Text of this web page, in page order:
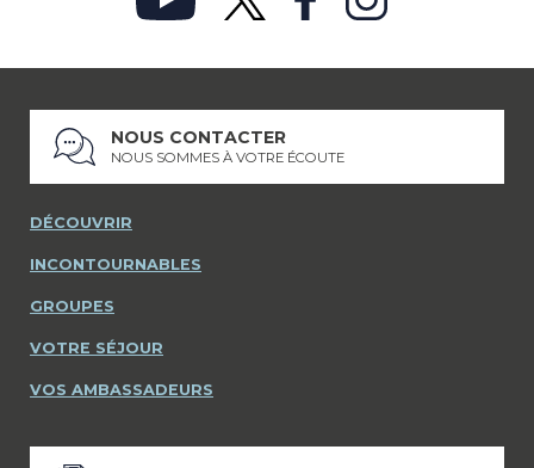
NOUS CONTACTER
NOUS SOMMES À VOTRE ÉCOUTE
DÉCOUVRIR
INCONTOURNABLES
GROUPES
VOTRE SÉJOUR
VOS AMBASSADEURS